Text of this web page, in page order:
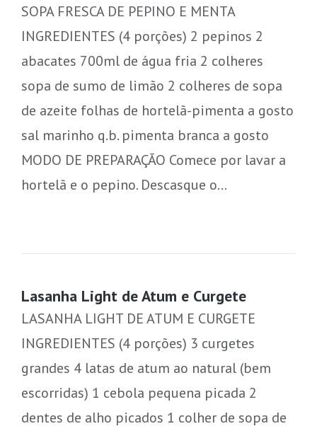
SOPA FRESCA DE PEPINO E MENTA
INGREDIENTES (4 porções) 2 pepinos 2
abacates 700ml de água fria 2 colheres
sopa de sumo de limão 2 colheres de sopa
de azeite folhas de hortelã-pimenta a gosto
sal marinho q.b. pimenta branca a gosto
MODO DE PREPARAÇÃO Comece por lavar a
hortelã e o pepino. Descasque o…
Lasanha Light de Atum e Curgete
LASANHA LIGHT DE ATUM E CURGETE
INGREDIENTES (4 porções) 3 curgetes
grandes 4 latas de atum ao natural (bem
escorridas) 1 cebola pequena picada 2
dentes de alho picados 1 colher de sopa de